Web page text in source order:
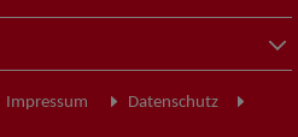
Impressum
Datenschutz